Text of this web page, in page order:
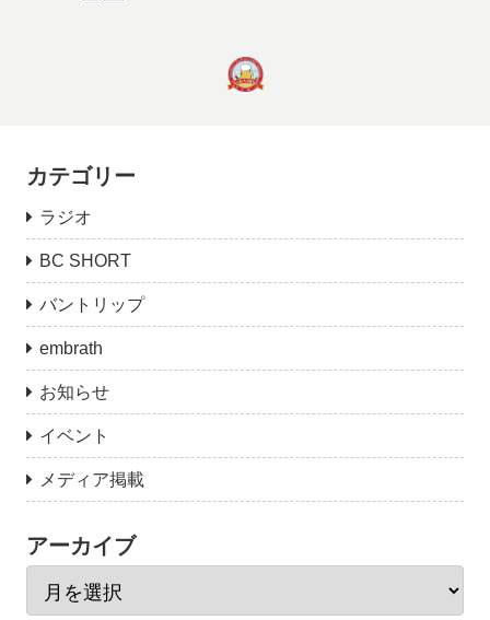
カテゴリー
ラジオ
BC SHORT
バントリップ
embrath
お知らせ
イベント
メディア掲載
アーカイブ